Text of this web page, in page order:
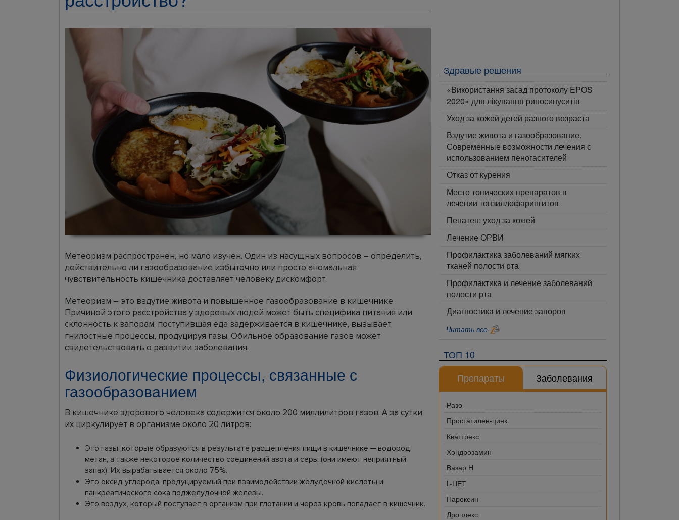
Метеоризм распространен, но мало изучен. Один из насущных вопросов – определить,
действительно ли газообразование избыточно или просто аномальная
чувствительность кишечника доставляет человеку дискомфорт.
Метеоризм – это вздутие живота и повышенное газообразование в кишечнике.
Причиной этого расстройства у здоровых людей может быть специфика питания или
склонность к запорам: поступившая еда задерживается в кишечнике, вызывает
гнилостные процессы, продуцируя газы. Обильное образование газов может
свидетельствовать о развитии заболевания.
Физиологические процессы, связанные с
газообразованием
В кишечнике здорового человека содержится около 200 миллилитров газов. А за сутки
их циркулирует в организме около 20 литров:
Это газы, которые образуются в результате расщепления пищи в кишечнике ─ водород,
метан, а также некоторое количество соединений азота и серы (они имеют неприятный
запах). Их вырабатывается около 75%.
Это оксид углерода, продуцируемый при взаимодействии желудочной кислоты и
панкреатического сока поджелудочной железы.
Это воздух, который поступает в организм при глотании и через кровь попадает в кишечник.
Здравые решения
«Використання засад протоколу EPOS
2020» для лікування риносинуситів
Уход за кожей детей разного возраста
Вздутие живота и газообразование.
Современные возможности лечения с
использованием пеногасителей
Отказ от курения
Место топических препаратов в
лечении тонзиллофарингитов
Пенатен: уход за кожей
Лечение ОРВИ
Профилактика заболеваний мягких
тканей полости рта
Профилактика и лечение заболеваний
полости рта
Диагностика и лечение запоров
Читать все
ТОП 10
Препараты
Заболевания
Разо
Простатилен-цинк
Кваттрекс
Хондрозамин
Вазар Н
L-ЦЕТ
Пароксин
Дроплекс